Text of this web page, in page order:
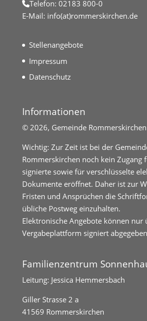
Telefon: 02183 800-0
E-Mail: info(at)rommerskirchen.de
Stellenangebote
Impressum
Datenschutz
Informationen
© 2026, Gemeinde Rommerskirchen
Wichtig: Zur Zeit ist bei der
Rommerskirchen noch kein Zugang
signierte sowie für verschlüsselte
Dokumente eröffnet. Daher ist zur
Fristen und Ansprüchen die
übliche Postweg einzuhalten.
Elektronische Angebote können nur
Vergabeplattform signiert
Familienzentrum
Leitung: Jessica Hemmersbach
Giller Strasse 2 a
41569 Rommerskirchen